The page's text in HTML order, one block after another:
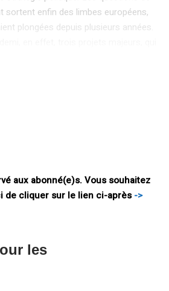
sortent enfin des limbes européens,
plongées depuis plusieurs années.
aux abonné(e)s. Vous souhaitez
de cliquer sur le lien ci-après->
les